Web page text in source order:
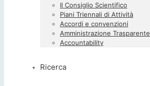
Il Consiglio Scientifico
Piani Triennali di Attività
Accordi e convenzioni
Amministrazione Trasparente
Accountability
Ricerca